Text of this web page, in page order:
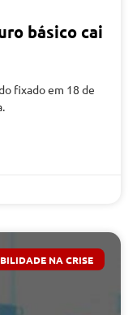
básico cai
fixado em 18 de
NA CRISE